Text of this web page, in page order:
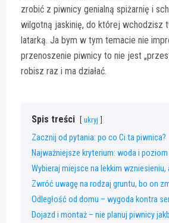
zrobić z piwnicy genialną spiżarnię i
wilgotną jaskinię, do której wchodzisz
latarką. Ja bym w tym temacie nie
przenoszenie piwnicy to nie jest
robisz raz i ma działać.
Spis treści ukryj
Zacznij od pytania: po co Ci ta piwnica?
Najważniejsze kryterium: woda i
Wybieraj miejsce na lekkim wzniesieniu,
Zwróć uwagę na rodzaj gruntu, bo on
Odległość od domu – wygoda kontra
Dojazd i montaż – nie planuj piwnicy